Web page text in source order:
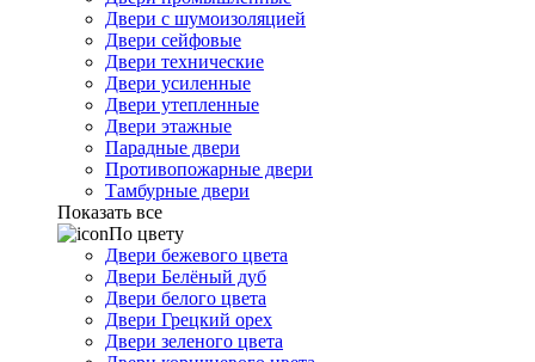
Двери с шумоизоляцией
Двери сейфовые
Двери технические
Двери усиленные
Двери утепленные
Двери этажные
Парадные двери
Противопожарные двери
Тамбурные двери
Показать все
По цвету
Двери бежевого цвета
Двери Белёный дуб
Двери белого цвета
Двери Грецкий орех
Двери зеленого цвета